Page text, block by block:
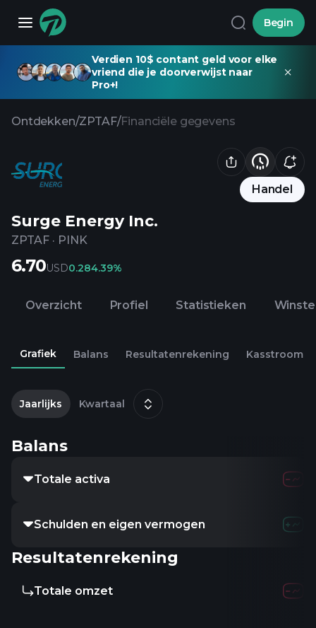
Begin
Verdien 10$ contant geld voor elke
vriend die je doorverwijst naar
Pro+!
Ontdekken/ZPTAF/Financiële gegevens
Handel
Surge Energy Inc.
ZPTAF · PINK
6.70USD0.284.39%
Overzicht Profiel Statistieken
Grafiek Balans Resultatenrekening Kasstroom
Jaarlijks Kwartaal
Balans
Totale activa
Schulden en eigen vermogen
Resultatenrekening
Totale omzet